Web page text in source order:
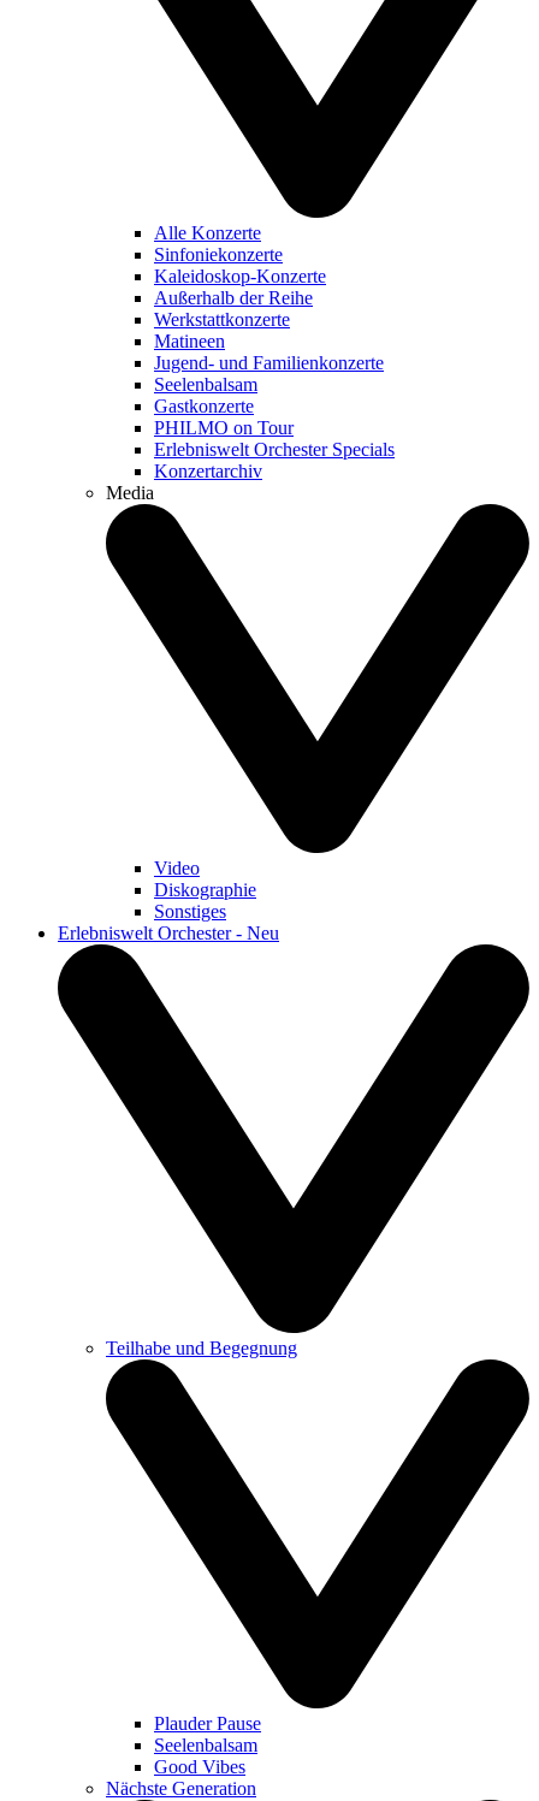
Alle Konzerte
Sinfoniekonzerte
Kaleidoskop-Konzerte
Außerhalb der Reihe
Werkstattkonzerte
Matineen
Jugend- und Familienkonzerte
Seelenbalsam
Gastkonzerte
PHILMO on Tour
Erlebniswelt Orchester Specials
Konzertarchiv
Media
Video
Diskographie
Sonstiges
Erlebniswelt Orchester - Neu
Teilhabe und Begegnung
Plauder Pause
Seelenbalsam
Good Vibes
Nächste Generation